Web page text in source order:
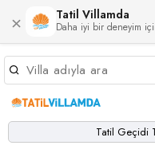
× Tatil Villamda
Daha iyi bir deneyim
Tatil Geçidi
Dil Seçiniz
Kur Seçiniz
Favorilerim
Müsaitlik Takvimi
Müsaitlik Takvimi